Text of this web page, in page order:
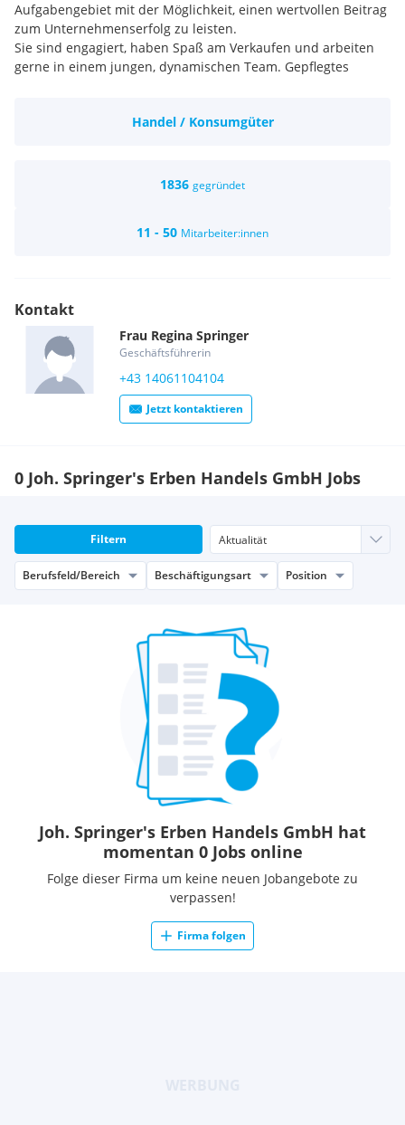
Aufgabengebiet mit der Möglichkeit, einen wertvollen Beitrag
zum Unternehmenserfolg zu leisten.
Sie sind engagiert, haben Spaß am Verkaufen und arbeiten
gerne in einem jungen, dynamischen Team. Gepflegtes
Fremdsprachen sind von Vorteil.
noch zuverlässig, ehrlich und belastbar sind, sind Sie bei uns
jungen, dynamischen Team in Wien. Unser Kundenstock
Handel / Konsumgüter
1836 gegründet
11 - 50 Mitarbeiter:innen
Kontakt
Frau Regina Springer
Geschäftsführerin
+43 14061104104
Jetzt kontaktieren
0 Joh. Springer's Erben Handels GmbH Jobs
Filtern
Berufsfeld/Bereich Beschäftigungsart Position
Joh. Springer's Erben Handels GmbH hat
momentan 0 Jobs online
Folge dieser Firma um keine neuen Jobangebote zu
verpassen!
Firma folgen